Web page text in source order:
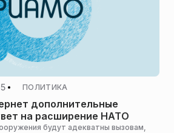
ПОЛИТИКА
дополнительные
на расширение НАТО
будут адекватны вызовам,